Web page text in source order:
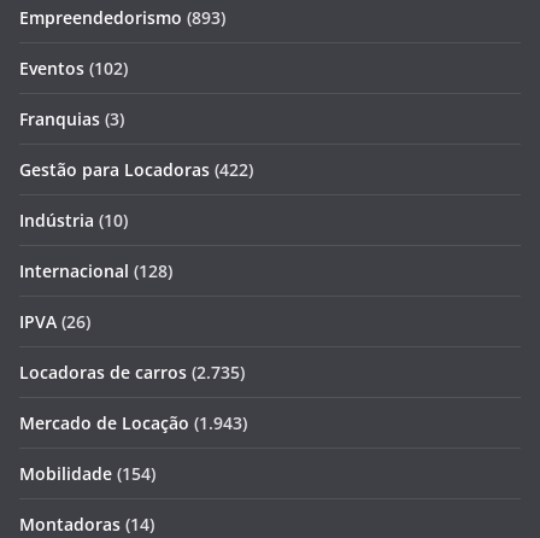
Empreendedorismo (893)
Eventos (102)
Franquias (3)
Gestão para Locadoras (422)
Indústria (10)
Internacional (128)
IPVA (26)
Locadoras de carros (2.735)
Mercado de Locação (1.943)
Mobilidade (154)
Montadoras (14)